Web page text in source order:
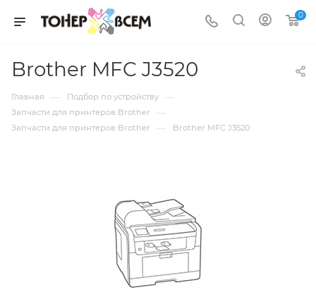
0
Brother MFC J3520
Главная — Подбор по устройству —
Запчасти для принтеров Brother —
Запчасти для принтеров Brother — Brother MFC J3520